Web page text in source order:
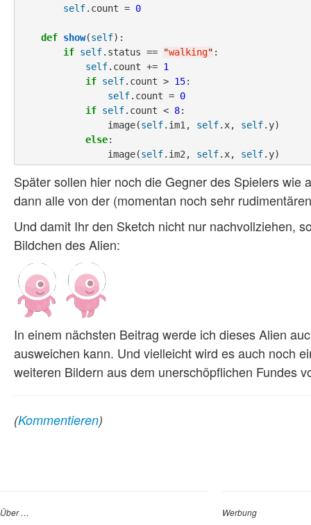
self.count = 0
def show(self):
if self.status == "walking" :
self.count += 1
if self.count > 15:
self.count = 0
if self.count < 8:
                image(
self.im1, self.x, self.y)
else:
                image(
self.im2, self.x, self
Später sollen hier noch die Gegner des Spielers
dann alle von der (momentan noch sehr
Und damit Ihr den Sketch nicht nur nachvollziehen,
Bildchen des Alien:
In einem nächsten Beitrag werde ich dieses Alien
ausweichen kann. Und vielleicht wird es auch noch
weiteren Bildern aus dem unerschöpflichen Fundes
(Kommentieren)
Über …
Werbung